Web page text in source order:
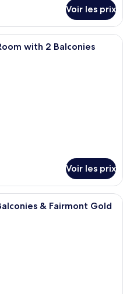
Voir les prix
chambre d’hôtel avec un lit, un
with 2 Balconies
Voir les prix
chambre d’hôtel moderne
& Fairmont Gold